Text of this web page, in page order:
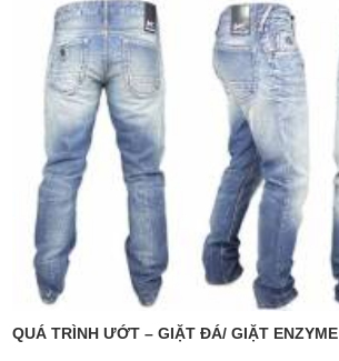
QUÁ TRÌNH ƯỚT – GIẶT ĐÁ/ GIẶT ENZYME